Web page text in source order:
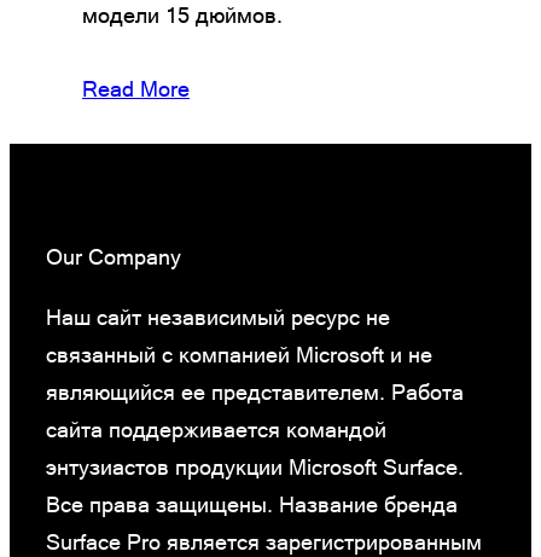
модели 15 дюймов.
Read More
Our Company
Наш сайт независимый ресурс не
связанный с компанией Microsoft и не
являющийся ее представителем. Работа
сайта поддерживается командой
энтузиастов продукции Microsoft Surface.
Все права защищены. Название бренда
Surface Pro является зарегистрированным